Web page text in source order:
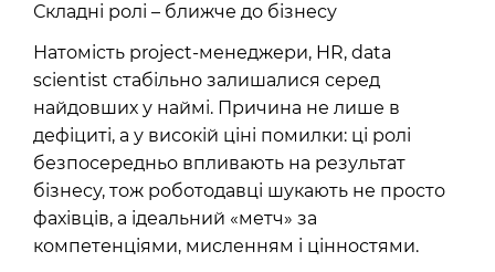
Складні ролі – ближче до бізнесу
Натомість project-менеджери, HR, data
scientist стабільно залишалися серед
найдовших у наймі. Причина не лише в
дефіциті, а у високій ціні помилки: ці ролі
безпосередньо впливають на результат
бізнесу, тож роботодавці шукають не просто
фахівців, а ідеальний «метч» за
компетенціями, мисленням і цінностями.